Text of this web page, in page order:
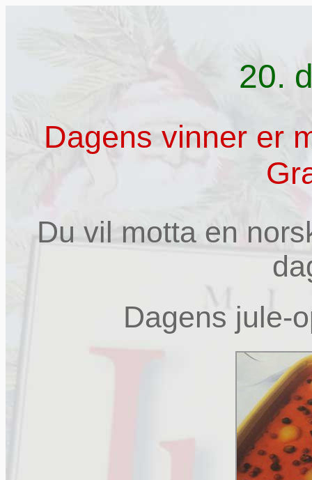
20.
Dagens vinner er
Du vil motta en
Dagens jule-